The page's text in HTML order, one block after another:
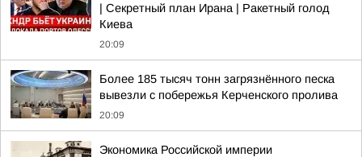
| Секретный план Ирана | Ракетный голод
Киева
20:09
Более 185 тысяч тонн загрязнённого песка
вывезли с побережья Керченского пролива
20:09
Экономика Российской империи